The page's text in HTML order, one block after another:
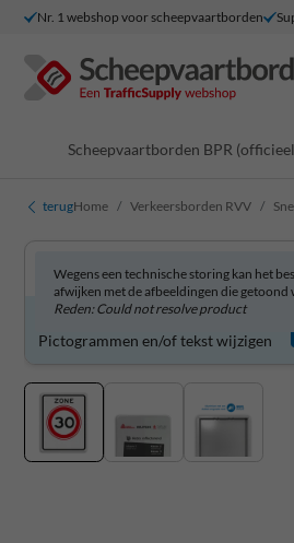
Nr. 1 webshop voor scheepvaartborden
Scheepvaartborden BPR
terugHome Verkeersborden RVV
Wegens een technische storing kan het
afwijken met de afbeeldingen die getoond
Reden: Could not resolve product
Verkeersbord zelf aanpassen?
Pictogrammen en/of tekst wijzigen